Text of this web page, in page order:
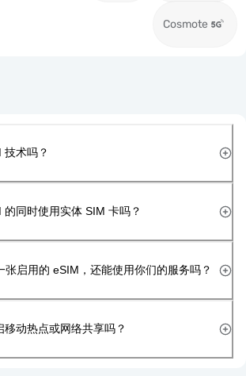
Cosmote
技术吗？
同时使用实体 SIM 卡吗？
张启用的 eSIM，还能使用你们的服务吗？
动热点或网络共享吗？